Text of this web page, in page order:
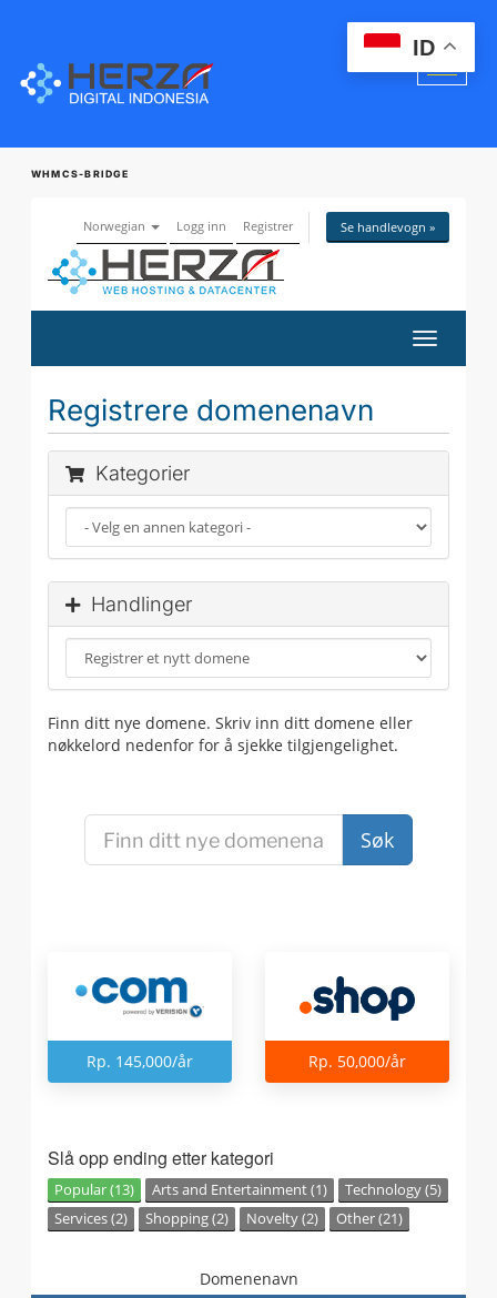
WHMCS-BRIDGE
Norwegian Logg inn Registrer Se handlevogn »
Bytt
Registrere domenenavn
Kategorier
Handlinger
Finn ditt nye domene. Skriv inn ditt domene eller
nøkkelord nedenfor for å sjekke tilgjengelighet.
Søk
Rp. 145,000/år Rp. 50,000/år
Slå opp ending etter kategori
Popular (13) Arts and Entertainment (1)
Technology (5)
Services (2)
Shopping (2) Novelty (2) Other (21)
Domenenavn
ID